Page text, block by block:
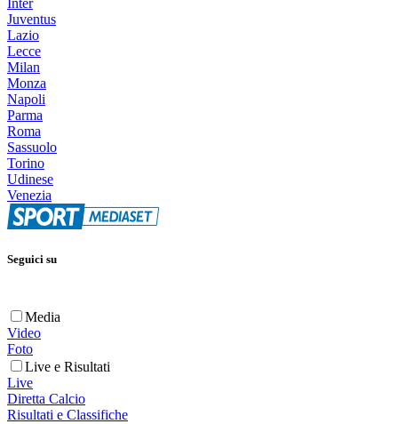
Juventus
Lazio
Lecce
Milan
Monza
Napoli
Parma
Roma
Sassuolo
Torino
Udinese
Venezia
Seguici su
Media
Video
Foto
Live e Risultati
Live
Diretta Calcio
Risultati e Classifiche